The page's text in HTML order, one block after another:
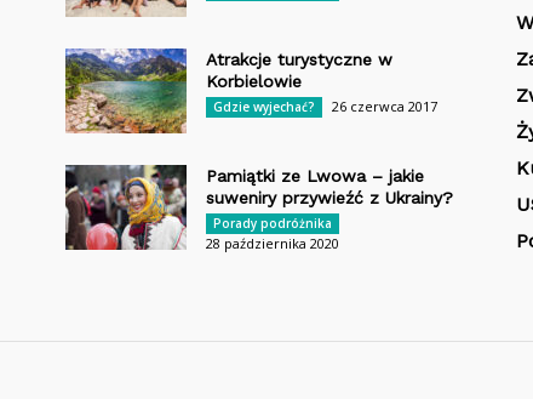
Atrakcje turystyczne w
Korbielowie
Gdzie wyjechać? 26 czerwca 2017
Pamiątki ze Lwowa – jakie
suweniry przywieźć z Ukrainy?
Porady podróżnika
28 października 2020